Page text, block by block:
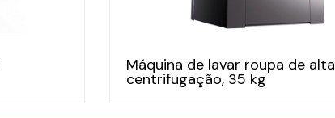
Máquina de lavar roupa de alta
centrifugação, 35 kg